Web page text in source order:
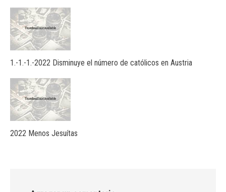
1.-1.-1.-2022 Disminuye el número de católicos en Austria
2022 Menos Jesuítas